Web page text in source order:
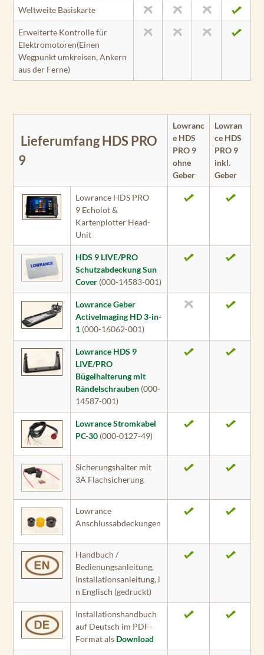
Weltweite Basiskarte
Erweiterte Kontrolle für
Elektromotoren(Einen
Wegpunkt umkreisen, Ankern
aus der Ferne)
Lieferumfang HDS PRO
9
Lowranc
e HDS
PRO 9
ohne
Geber
Lowran
ce HDS
PRO 9
inkl.
Geber
Lowrance HDS PRO
9 Echolot &
Kartenplotter Head-
Unit
HDS 9 LIVE/PRO
Schutzabdeckung Sun
Cover (000-14583-001)
Lowrance Geber
ActiveImaging HD 3-in-
1 (000-16062-001)
Lowrance HDS 9
LIVE/PRO
Bügelhalterung mit
Rändelschrauben (000-
14587-001)
Lowrance Stromkabel
PC-30 (000-0127-49)
Sicherungshalter mit
3A Flachsicherung
Lowrance
Anschlussabdeckungen
Handbuch /
Bedienungsanleitung,
Installationsanleitung, i
n Englisch (gedruckt)
Installationshandbuch
auf Deutsch im PDF-
Format als Download